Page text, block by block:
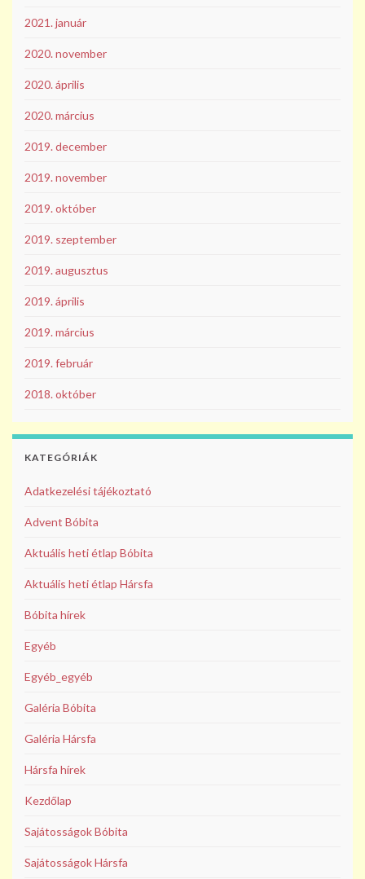
2021. január
2020. november
2020. április
2020. március
2019. december
2019. november
2019. október
2019. szeptember
2019. augusztus
2019. április
2019. március
2019. február
2018. október
KATEGÓRIÁK
Adatkezelési tájékoztató
Advent Bóbita
Aktuális heti étlap Bóbita
Aktuális heti étlap Hársfa
Bóbita hírek
Egyéb
Egyéb_egyéb
Galéria Bóbita
Galéria Hársfa
Hársfa hírek
Kezdőlap
Sajátosságok Bóbita
Sajátosságok Hársfa